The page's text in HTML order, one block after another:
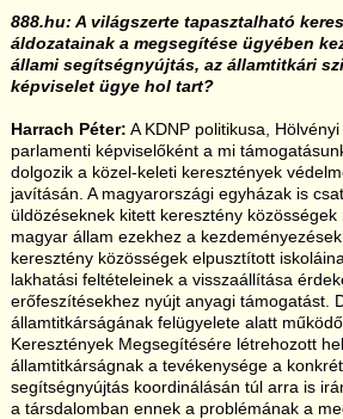
888.hu: A világszerte tapasztalható
áldozatainak a megsegítése ügyében
állami segítségnyújtás, az államtitkári
képviselet ügye hol tart?
Harrach Péter: A KDNP politikusa,
parlamenti képviselőként a mi
dolgozik a közel-keleti keresztények
javításán. A magyarországi egyházak is
üldözéseknek kitett keresztény közösségek
magyar állam ezekhez a
keresztény közösségek elpusztított
lakhatási feltételeinek a visszaállítása
erőfeszítésekhez nyújt anyagi támogatást.
államtitkárságának felügyelete alatt
Keresztények Megsegítésére létrehozott
államtitkárságnak a tevékenysége a
segítségnyújtás koordinálásán túl arra is
a társdalomban ennek a problémának a